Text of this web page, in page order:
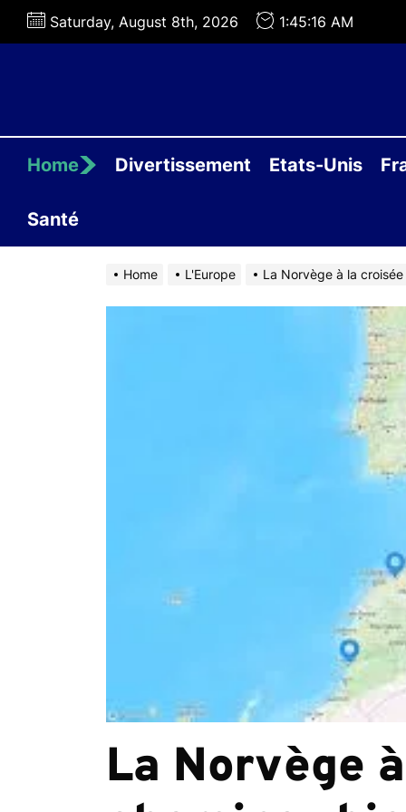
Skip
Saturday, August 8th, 2026 1:45:17 AM
Home Divertissement Etats-Unis
Santé
Home L'Europe La Norvège à la
La Norvège